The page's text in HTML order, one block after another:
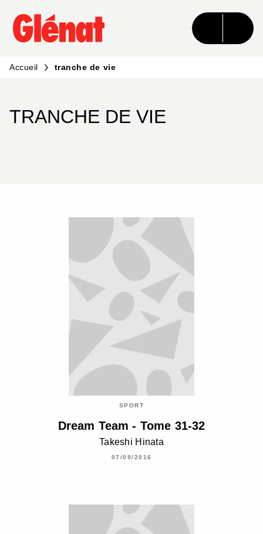
MENU RECHERCHE CONTENU
PIED DE PAGE
Accueil tranche de vie
TRANCHE DE VIE
SPORT
Dream Team - Tome 31-32
Takeshi Hinata
07/09/2016